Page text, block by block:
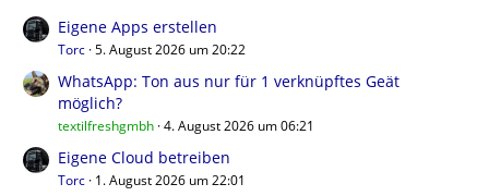
Eigene Apps erstellen
Torc 5. August 2026 um 20:22
WhatsApp: Ton aus nur für 1 verknüpftes Geät
möglich?
textilfreshgmbh 4. August 2026 um 06:21
Eigene Cloud betreiben
Torc 1. August 2026 um 22:01